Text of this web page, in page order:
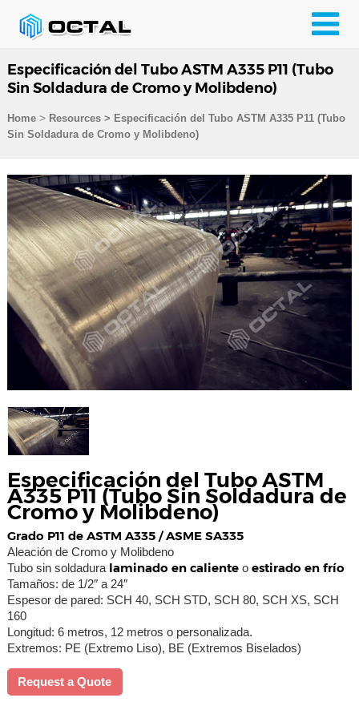
Especificación del Tubo ASTM A335 P11 (Tubo
Sin Soldadura de Cromo y Molibdeno)
Home> Resources> Especificación del Tubo ASTM A335 P11 (Tubo
Sin Soldadura de Cromo y Molibdeno)
Especificación del Tubo ASTM
A335 P11 (Tubo Sin Soldadura de
Cromo y Molibdeno)
Grado P11 de ASTM A335 / ASME SA335
Aleación de Cromo y Molibdeno
Tubo sin soldadura laminado en calienteo estirado en frío
Tamaños: de 1/2″ a 24″
Espesor de pared: SCH 40, SCH STD, SCH 80, SCH XS, SCH
160
Longitud: 6 metros, 12 metros o personalizada.
Extremos: PE (Extremo Liso), BE (Extremos Biselados)
Request a Quote